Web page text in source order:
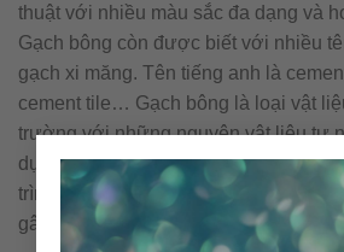
thuật với nhiều màu sắc đa dạng và
Gạch bông còn được biết với nhiều
gạch xi măng. Tên tiếng anh là
cement tile… Gạch bông là loại vật
trường với những nguyên vật liệu tự
dụng nhiên liệu đốt trong quá trình
trình nên viên gạch bông được sản
gây ra ô nhiễm môi trường.